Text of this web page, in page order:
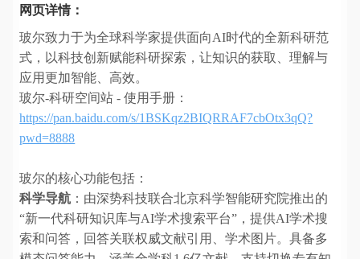
网页详情：
玻尔致力于为全球科学家提供面向AI时代的全新科研范
式，以科技创新赋能科研探索，让知识的获取、理解与
应用更加智能、高效。
玻尔-科研空间站 - 使用手册：
https://pan.baidu.com/s/1BSKqz2BIQRRAF7cbOtx3qQ?
pwd=8888
玻尔的核心功能包括：
科学导航 ：由深势科技联合北京科学智能研究院推出的
“新一代科研知识库与AI学术搜索平台”，提供AI学术搜
索和问答，回答关联权威文献引用、学术图片。具备多